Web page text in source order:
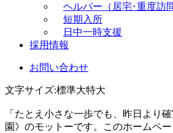
ヘルパー（居宅･重度訪
短期入所
日中一時支援
採用情報
お問い合わせ
文字サイズ:標準大特大
「たとえ小さな一歩でも、昨日より
園》のモットーです。このホームペ